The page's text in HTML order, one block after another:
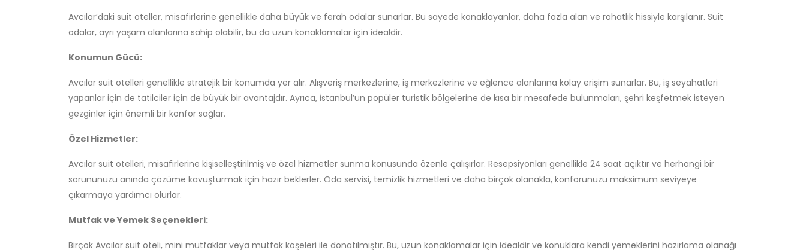
Avcılar’daki suit oteller, misafirlerine genellikle daha büyük ve ferah odalar sunarlar. Bu sayede konaklayanlar, daha fazla alan ve rahatlık hissiyle karşılanır. Suit
odalar, ayrı yaşam alanlarına sahip olabilir, bu da uzun konaklamalar için idealdir.
Konumun Gücü:
Avcılar suit otelleri genellikle stratejik bir konumda yer alır. Alışveriş merkezlerine, iş merkezlerine ve eğlence alanlarına kolay erişim sunarlar. Bu, iş seyahatleri
yapanlar için de tatilciler için de büyük bir avantajdır. Ayrıca, İstanbul’un popüler turistik bölgelerine de kısa bir mesafede bulunmaları, şehri keşfetmek isteyen
gezginler için önemli bir konfor sağlar.
Özel Hizmetler:
Avcılar suit otelleri, misafirlerine kişiselleştirilmiş ve özel hizmetler sunma konusunda özenle çalışırlar. Resepsiyonları genellikle 24 saat açıktır ve herhangi bir
sorununuzu anında çözüme kavuşturmak için hazır beklerler. Oda servisi, temizlik hizmetleri ve daha birçok olanakla, konforunuzu maksimum seviyeye
çıkarmaya yardımcı olurlar.
Mutfak ve Yemek Seçenekleri:
Birçok Avcılar suit oteli, mini mutfaklar veya mutfak köşeleri ile donatılmıştır. Bu, uzun konaklamalar için idealdir ve konuklara kendi yemeklerini hazırlama olanağı